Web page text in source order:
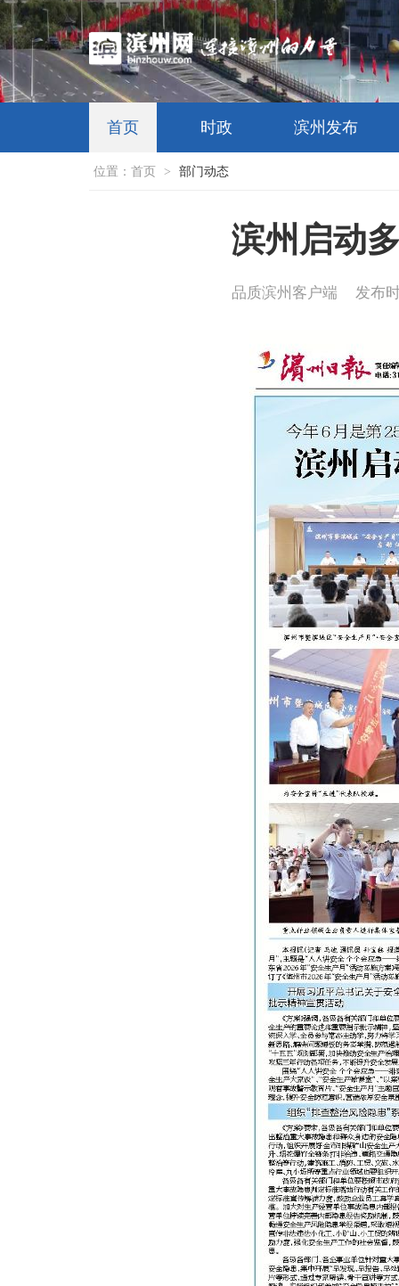
首页 时政 滨州发布
位置： 首页 > 部门动态
滨州启动
品质滨州客户端 发布